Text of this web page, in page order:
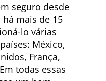
seguro desde
mais de 15
lo várias
México,
França,
todas essas